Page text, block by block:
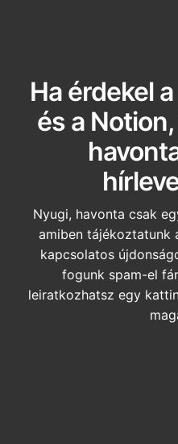
Ha érdekel
és a
Nyugi, havonta csak
amiben tájékoztatunk
kapcsolatos
fogunk spam-el
leiratkozhatsz egy